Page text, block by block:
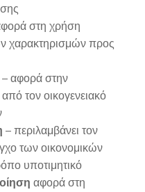
στη χρήση
χαρακτηρισμών προς
– αφορά στην
τον οικογενειακό
– περιλαμβάνει τον
των οικονομικών
υποτιμητικό
αφορά στη